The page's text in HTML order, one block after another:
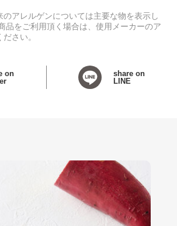
アレルゲンについては主要な物を表示し
品をご利用頂く場合は、使用メーカーのア
さい。
on
share on
LINE